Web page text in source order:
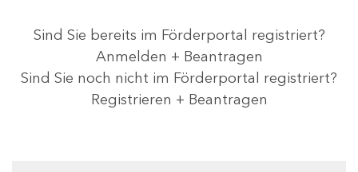
Sind Sie bereits im Förderportal registriert?
Anmelden + Beantragen
Sind Sie noch nicht im Förderportal registriert?
Registrieren + Beantragen